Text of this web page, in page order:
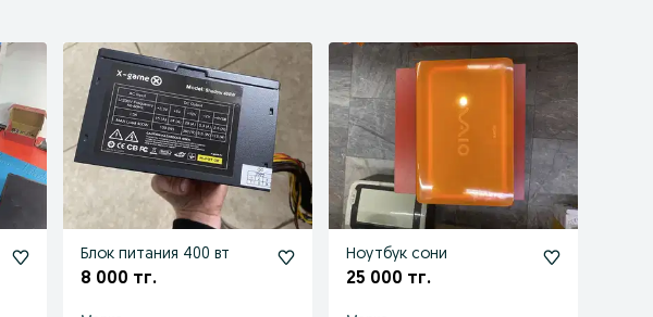
Блок питания 400 вт
8 000 тг.
Ноутбук сони
25 000 тг.